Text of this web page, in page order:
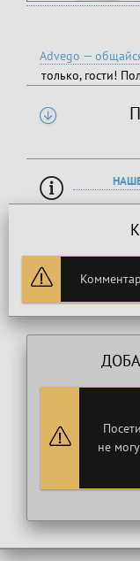
Advego —
только, гости!
не